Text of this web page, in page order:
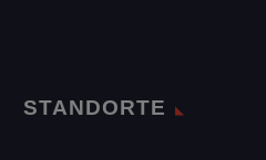
STANDORTE